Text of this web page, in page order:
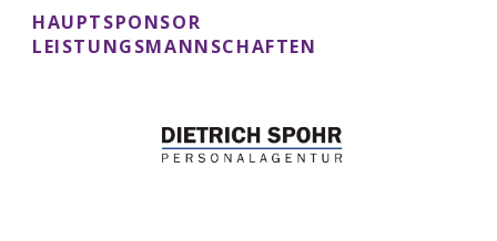
HAUPTSPONSOR
LEISTUNGSMANNSCHAFTEN